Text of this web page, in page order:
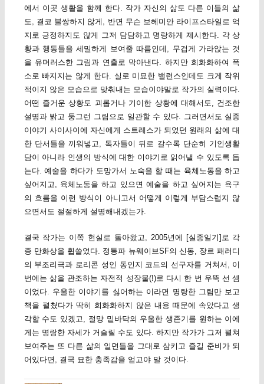
에서 이곳 생활을 함께 한다. 작가 자신의 삶도 다른 이들의 삶
도, 결코 불쌍하지 않게, 반면 무슨 보헤미안 라이프스타일로 억
지로 긍정하지도 않게 그저 담담하고 명랑하게 제시한다. 각 상
황과 행동들을 세밀하게 보여줄 따름인데, 무겁게 가라앉는 것
을 유머러스한 그림과 연출로 막아낸다. 하지만 희화화하여 폭
소로 빠지지는 않게 한다. 실로 미묘한 밸런스인데도 크게 작위
적이지 않은 모습으로 맞춰내는 모습이야말로 작가의 실력이다.
어떤 즐거운 상황도 괴롭거나 기이한 상황에 대해서도, 건조한
설명과 밝고 둥그런 그림으로 일관할 수 있다. 그러면서도 실종
이야기 사이사이에 자신에게 스트레스가 되었던 원래의 삶에 대
한 단서들을 끼워넣고, 독자들이 뒤로 갈수록 단순히 기인생활
담이 아니라 인생의 방식에 대한 이야기로 읽어낼 수 있도록 돕
는다. 예술을 하다가 도망가서 노숙을 할 때는 육체노동을 하고
싶어지고, 육체노동을 하고 있으면 예술을 하고 싶어지는 욕구
의 흐름을 이런 방식이 아니고서 어떻게 이렇게 부담스럽지 않
으면서도 절절하게 설명해내겠는가.
결국 작가는 이쪽 현실로 돌아왔고, 2005년에 [실종일기]로 각
종 만화상을 휩쓸었다. 정통파 뉴웨이브SF의 신동, 장르 패러디
의 부조리극과 로리콘 성인 동인지 코드의 선구자를 거쳐서, 이
번에는 삶을 관조하는 자전적 성장물(!)로 다시 한 번 우뚝 선 셈
이었다. 우울한 이야기를 싫어하는 이라면 명랑한 그림만 보고
책을 펼쳤다가 딱히 희화화하지 않은 내용 때문에 속았다고 생
각할 수도 있겠고, 절망 밑바닥의 우울한 생존기를 원하는 이에
게는 명랑한 자세가 거슬릴 수도 있다. 하지만 작가가 그저 펼쳐
보여주는 또 다른 삶의 일면들을 그대로 삼키고 즐길 준비가 되
어있다면, 결국 묘한 충족감을 얻고야 말 것이다.